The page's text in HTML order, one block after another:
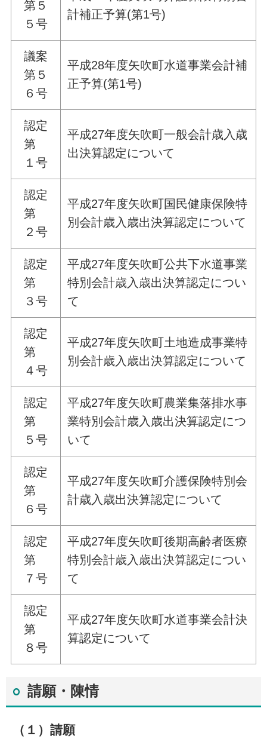
第５
５号
計補正予算(第1号)
議案
第５
６号
平成28年度矢吹町水道事業会計補
正予算(第1号)
認定
第
１号
平成27年度矢吹町一般会計歳入歳
出決算認定について
認定
第
２号
平成27年度矢吹町国民健康保険特
別会計歳入歳出決算認定について
認定
第
３号
平成27年度矢吹町公共下水道事業
特別会計歳入歳出決算認定につい
て
認定
第
４号
平成27年度矢吹町土地造成事業特
別会計歳入歳出決算認定について
認定
第
５号
平成27年度矢吹町農業集落排水事
業特別会計歳入歳出決算認定につ
いて
認定
第
６号
平成27年度矢吹町介護保険特別会
計歳入歳出決算認定について
認定
第
７号
平成27年度矢吹町後期高齢者医療
特別会計歳入歳出決算認定につい
て
認定
第
８号
平成27年度矢吹町水道事業会計決
算認定について
請願・陳情
（１）請願